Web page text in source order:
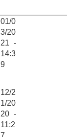
01/0
3/20
21 -
14:3
9
12/2
1/20
20 -
11:2
7